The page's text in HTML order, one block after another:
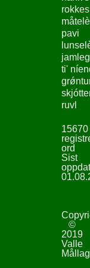
pavi
ti'
ruvl
15670
ord
Sist
©
2019
Valle
Mållag